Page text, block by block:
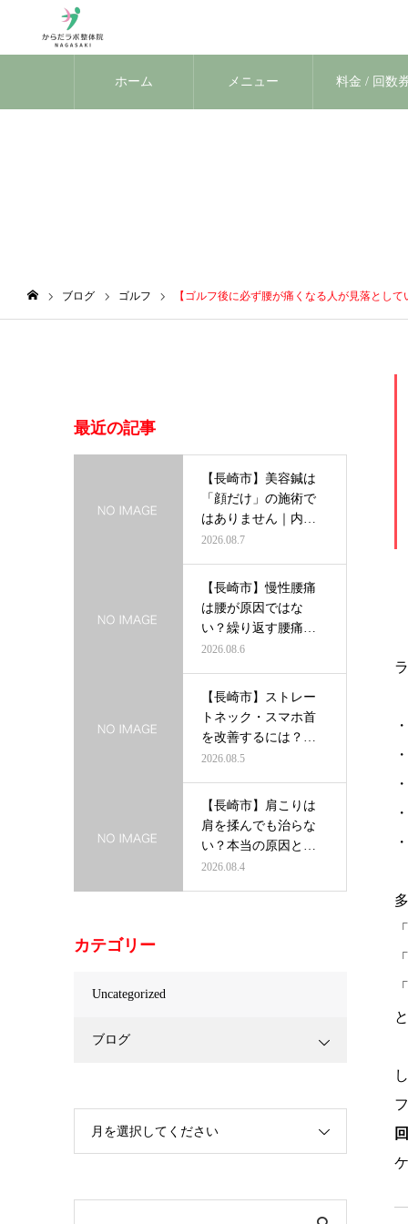
ホーム メニュー 料金 / 回数
ブログ ゴルフ 【ゴルフ後に必ず腰が痛くなる人が見落とし
最近の記事
【長崎市】美容鍼は
「顔だけ」の施術で
はありません｜内側
から輝く美し…
2026.08.7
【長崎市】慢性腰痛
は腰が原因ではな
い？繰り返す腰痛を
根本から改善す…
2026.08.6
【長崎市】ストレー
トネック・スマホ首
を改善するには？首
だけを治療し…
2026.08.5
【長崎市】肩こりは
肩を揉んでも治らな
い？本当の原因と根
本改善の方法…
2026.08.4
カテゴリー
Uncategorized
ブログ
月を選択してください